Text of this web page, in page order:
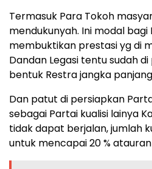
Termasuk Para Tokoh
mendukunyah. Ini modal
membuktikan prestasi yg di
Dandan Legasi tentu sudah
bentuk Restra jangka
Dan patut di persiapkan
sebagai Partai kualisi lainya
tidak dapat berjalan, jumlah
untuk mencapai 20 % atauran